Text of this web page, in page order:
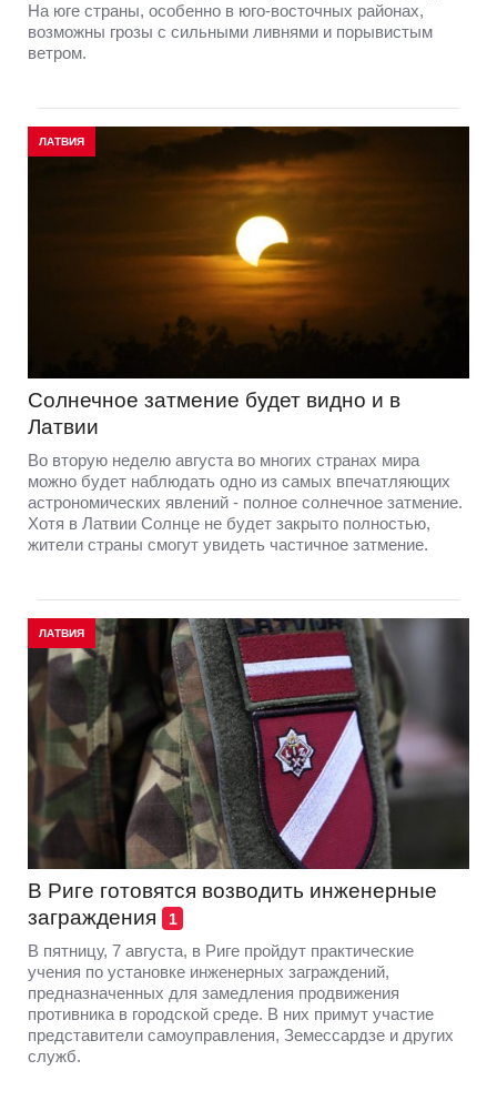
На юге страны, особенно в юго-восточных районах,
возможны грозы с сильными ливнями и порывистым
ветром.
ЛАТВИЯ
Солнечное затмение будет видно и в
Латвии
Во вторую неделю августа во многих странах мира
можно будет наблюдать одно из самых впечатляющих
астрономических явлений - полное солнечное затмение.
Хотя в Латвии Солнце не будет закрыто полностью,
жители страны смогут увидеть частичное затмение.
ЛАТВИЯ
В Риге готовятся возводить инженерные
заграждения
1
В пятницу, 7 августа, в Риге пройдут практические
учения по установке инженерных заграждений,
предназначенных для замедления продвижения
противника в городской среде. В них примут участие
представители самоуправления, Земессардзе и других
служб.